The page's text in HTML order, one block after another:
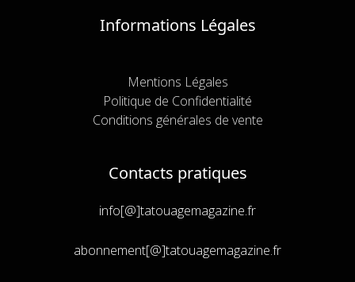
Informations Légales
Mentions Légales
Politique de Confidentialité
Conditions générales de vente
Contacts pratiques
info[@]tatouagemagazine.fr
abonnement[@]tatouagemagazine.fr